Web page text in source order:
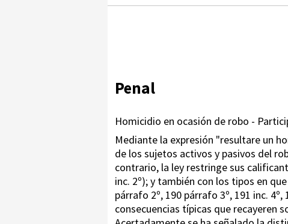
Penal
Homicidio en ocasión de robo -
Mediante la expresión "resultare un
de los sujetos activos y pasivos del
contrario, la ley restringe sus
inc. 2º); y también con los tipos en
párrafo 2º, 190 párrafo 3º, 191 inc.
consecuencias típicas que recayeren